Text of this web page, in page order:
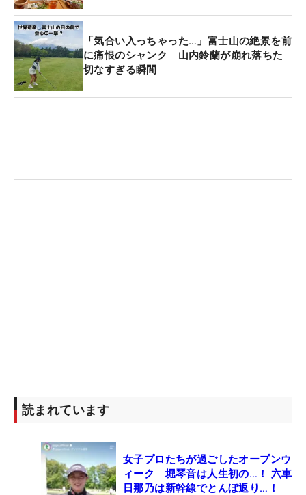
「気合い入っちゃった…」富士山の絶景を前
に痛恨のシャンク 山内鈴蘭が崩れ落ちた
切なすぎる瞬間
読まれています
女子プロたちが過ごしたオープンウ
ィーク 堀琴音は人生初の…！ 六車
日那乃は新幹線でとんぼ返り…！